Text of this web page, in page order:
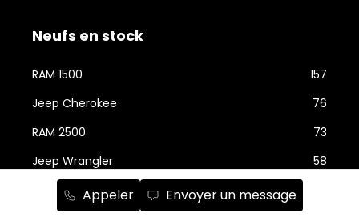
Appeler Envoyer un message
Neufs en stock
RAM 1500
157
Jeep Cherokee
76
RAM 2500
73
Jeep Wrangler
58
Jeep Grand Cherokee